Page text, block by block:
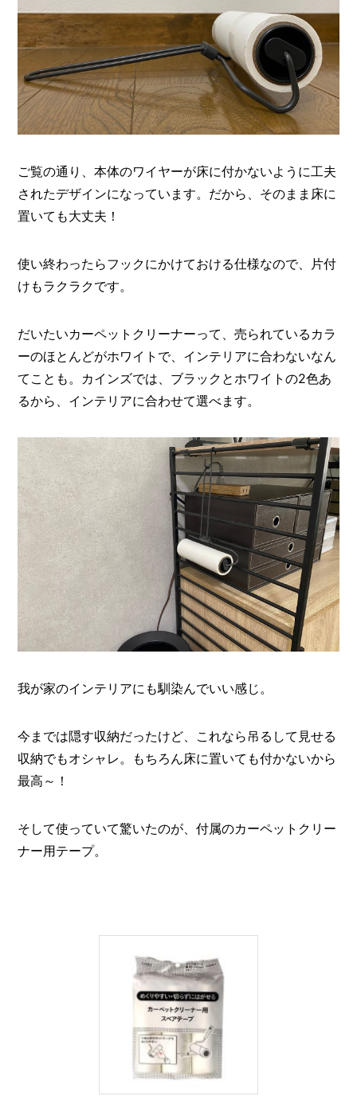
ご覧の通り、本体のワイヤーが床に付かないように工夫
されたデザインになっています。だから、そのまま床に
置いても大丈夫！
使い終わったらフックにかけておける仕様なので、片付
けもラクラクです。
だいたいカーペットクリーナーって、売られているカラ
ーのほとんどがホワイトで、インテリアに合わないなん
てことも。カインズでは、ブラックとホワイトの2色あ
るから、インテリアに合わせて選べます。
我が家のインテリアにも馴染んでいい感じ。
今までは隠す収納だったけど、これなら吊るして見せる
収納でもオシャレ。もちろん床に置いても付かないから
最高～！
そして使っていて驚いたのが、付属のカーペットクリー
ナー用テープ。